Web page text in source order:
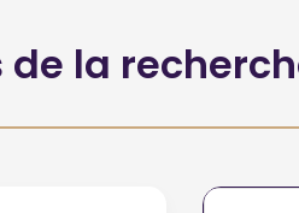
de la